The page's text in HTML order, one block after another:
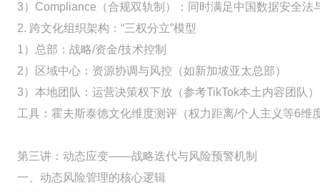
3）Compliance（合规双轨制）：同时满足中国数据安全法
2. 跨文化组织架构：“三权分立”模型
1）总部：战略/资金/技术控制
2）区域中心：资源协调与风控（如新加坡亚太总部）
3）本地团队：运营决策权下放（参考TikTok本土内容团队）
工具：霍夫斯泰德文化维度测评（权力距离/个人主义等6维
第三讲：动态应变——战略迭代与风险预警机制
一、动态风险管理的核心逻辑